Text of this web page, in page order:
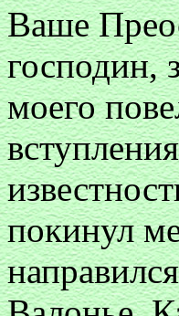
Ваше
господин,
моего
покинул